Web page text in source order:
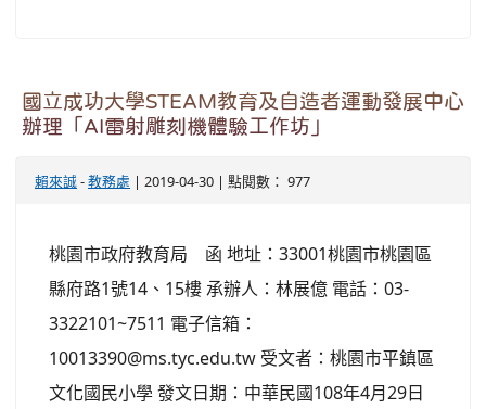
國立成功大學STEAM教育及自造者運動發展中心
辦理「AI雷射雕刻機體驗工作坊」
賴來誠-教務處 | 2019-04-30 | 點閱數： 977
桃園市政府教育局 函 地址：33001桃園市桃園區
縣府路1號14、15樓 承辦人：林展億 電話：03-
3322101~7511 電子信箱：
10013390@ms.tyc.edu.tw 受文者：桃園市平鎮區
文化國民小學 發文日期：中華民國108年4月29日